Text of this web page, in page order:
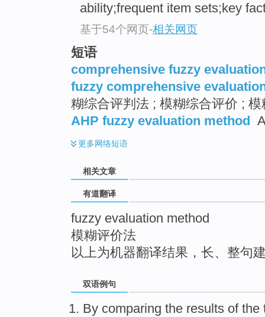
ability;frequent item sets;key
基于54个网页-相关网页
短语
comprehensive fuzzy
fuzzy comprehensive
糊综合评判法 ; 模糊综合评价 ;
AHP fuzzy evaluation method
更多网络短语
相关文章
有道翻译
fuzzy evaluation method
模糊评价法
以上为机器翻译结果，长、整句
双语例句
By comparing the results of the